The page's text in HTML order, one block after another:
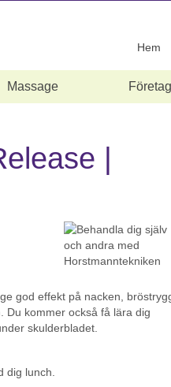
Hem
Massage
|
god effekt på nacken,
Du kommer också få lära dig
skulderbladet.
dig lunch.